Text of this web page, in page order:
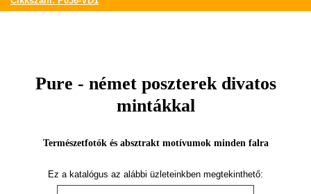
Pure - német poszterek divatos
mintákkal
Természetfotók és absztrakt motívumok minden falra
Ez a katalógus az alábbi üzleteinkben megtekinthető: